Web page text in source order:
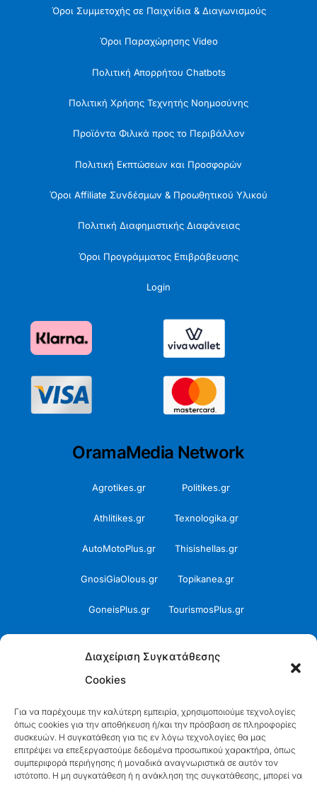
Διαχείριση Συγκατάθεσης
Cookies
Για να παρέχουμε την καλύτερη εμπειρία, χρησιμοποιούμε τεχνολογίες
όπως cookies για την αποθήκευση ή/και την πρόσβαση σε πληροφορίες
συσκευών. Η συγκατάθεση για τις εν λόγω τεχνολογίες θα μας
επιτρέψει να επεξεργαστούμε δεδομένα προσωπικού χαρακτήρα, όπως
συμπεριφορά περιήγησης ή μοναδικά αναγνωριστικά σε αυτόν τον
ιστότοπο. Η μη συγκατάθεση ή η ανάκληση της συγκατάθεσης, μπορεί να
Όροι Συμμετοχής σε Παιχνίδια & Διαγωνισμούς
Όροι Παραχώρησης Video
Πολιτική Απορρήτου Chatbots
Πολιτική Χρήσης Τεχνητής Νοημοσύνης
Προϊόντα Φιλικά προς το Περιβάλλον
Πολιτική Εκπτώσεων και Προσφορών
Όροι Affiliate Συνδέσμων & Προωθητικού Υλικού
Πολιτική Διαφημιστικής Διαφάνειας
Όροι Προγράμματος Επιβράβευσης
Login
OramaMedia Network
Agrotikes.gr Politikes.gr
Athlitikes.gr Texnologika.gr
AutoMotoPlus.gr Thisishellas.gr
GnosiGiaOlous.gr Topikanea.gr
GoneisPlus.gr TourismosPlus.gr
ModernaGynaika.gr Xristianika.gr
OikonomiaPlus.gr ZoumeKalytera.gr